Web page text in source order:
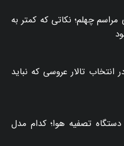
مراسم چهلم؛ نکاتی که کمتر به
در انتخاب تالار عروسی که نباید
دستگاه تصفیه هوا؛ کدام مدل